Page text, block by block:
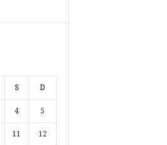
S D
4 5
11 12